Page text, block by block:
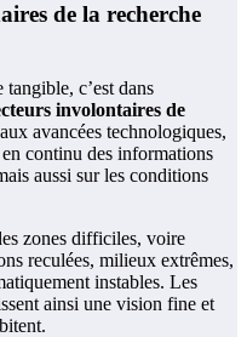
de la recherche
c’est dans
involontaires de
avancées technologiques,
continu des informations
aussi sur les conditions
zones difficiles, voire
reculées, milieux extrêmes,
instables. Les
ainsi une vision fine et